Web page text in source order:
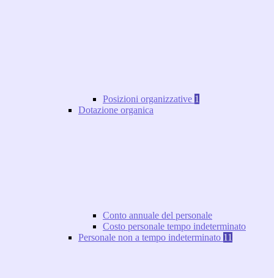
Posizioni organizzative 1
Dotazione organica
Conto annuale del personale
Costo personale tempo indeterminato
Personale non a tempo indeterminato 11